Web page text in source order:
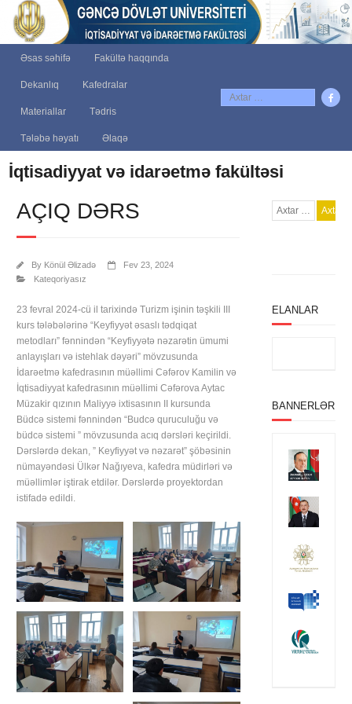
Əsas səhifə Fakültə haqqında
Dekanlıq Kafedralar
Materiallar Tədris
Tələbə həyatı Əlaqə
İqtisadiyyat və idarəetmə fakültəsi
AÇIQ DƏRS
By Könül Əlizadə
Fev 23, 2024
Kateqoriyasız
23 fevral 2024-cü il tarixində Turizm işinin təşkili III
kurs tələbələrinə “Keyfiyyət əsaslı tədqiqat
metodları” fənnindən “Keyfiyyətə nəzarətin ümumi
anlayışları və istehlak dəyəri” mövzusunda
İdarəetmə kafedrasının müəllimi Cəfərov Kamilin və
İqtisadiyyat kafedrasının müəllimi Cəfərova Aytac
Müzakir qızının Maliyyə ixtisasının II kursunda
Büdcə sistemi fənnindən “Budcə quruculuğu və
büdcə sistemi ” mövzusunda acıq dərsləri keçirildi.
Dərslərdə dekan, ” Keyfiyyət və nəzarət” şöbəsinin
nümayəndəsi Ülkər Nağıyeva, kafedra müdirləri və
müəllimlər iştirak etdilər. Dərslərdə proyektordan
istifadə edildi.
ELANLAR
BANNERLƏR